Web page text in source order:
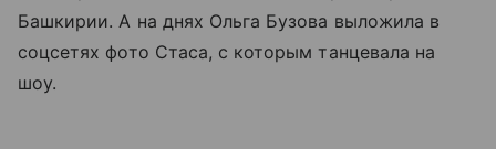
Башкирии. А на днях Ольга Бузова выложила в
соцсетях фото Стаса, с которым танцевала на
шоу.